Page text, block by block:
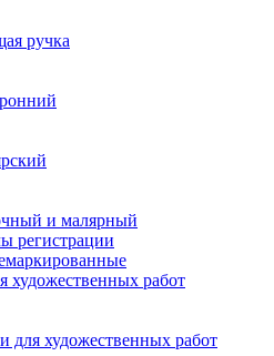
ручка
и малярный
регистрации
художественных работ
для художественных работ